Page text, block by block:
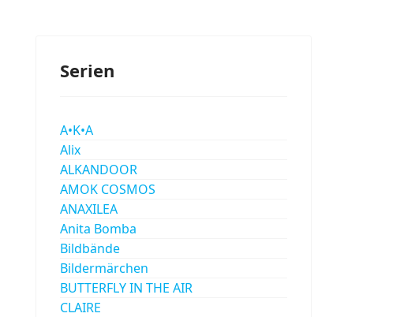
Serien
A•K•A
Alix
ALKANDOOR
AMOK COSMOS
ANAXILEA
Anita Bomba
Bildbände
Bildermärchen
BUTTERFLY IN THE AIR
CLAIRE